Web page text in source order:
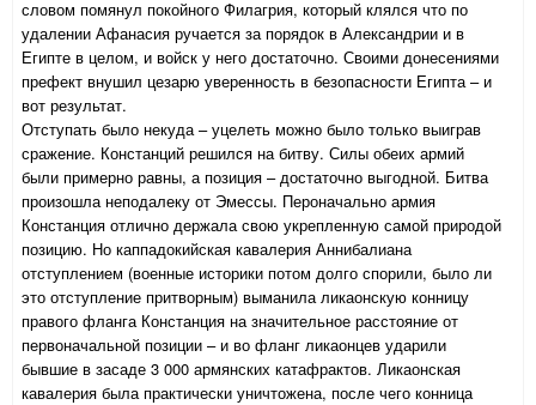
словом помянул покойного Филагрия, который клялся что по
удалении Афанасия ручается за порядок в Александрии и в
Египте в целом, и войск у него достаточно. Своими донесениями
префект внушил цезарю уверенность в безопасности Египта – и
вот результат.
Отступать было некуда – уцелеть можно было только выиграв
сражение. Констанций решился на битву. Силы обеих армий
были примерно равны, а позиция – достаточно выгодной. Битва
произошла неподалеку от Эмессы. Пероначально армия
Констанция отлично держала свою укрепленную самой природой
позицию. Но каппадокийская кавалерия Аннибалиана
отступлением (военные историки потом долго спорили, было ли
это отступление притворным) выманила ликаонскую конницу
правого фланга Констанция на значительное расстояние от
первоначальной позиции – и во фланг ликаонцев ударили
бывшие в засаде 3 000 армянских катафрактов. Ликаонская
кавалерия была практически уничтожена, после чего конница